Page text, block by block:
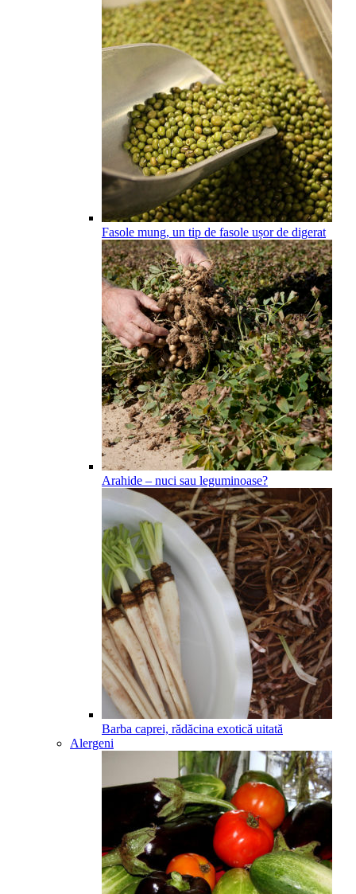
Fasole mung, un tip de fasole ușor de digerat
Arahide – nuci sau leguminoase?
Barba caprei, rădăcina exotică uitată
Alergeni